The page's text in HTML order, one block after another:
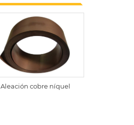
Aleación cobre níquel